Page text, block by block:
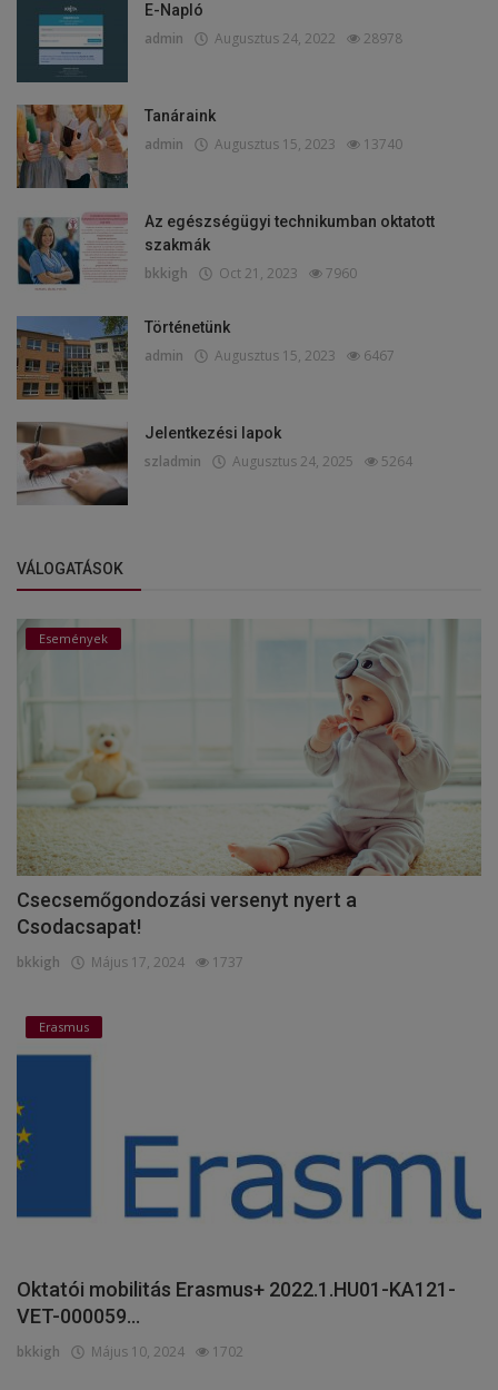
E-Napló
admin Augusztus 24, 2022 28978
Tanáraink
admin Augusztus 15, 2023 13740
Az egészségügyi technikumban oktatott
szakmák
bkkigh Oct 21, 2023 7960
Történetünk
admin Augusztus 15, 2023 6467
Jelentkezési lapok
szladmin Augusztus 24, 2025 5264
VÁLOGATÁSOK
Események
Csecsemőgondozási versenyt nyert a
Csodacsapat!
bkkigh Május 17, 2024 1737
Erasmus
Oktatói mobilitás Erasmus+ 2022.1.HU01-KA121-
VET-000059...
bkkigh Május 10, 2024 1702